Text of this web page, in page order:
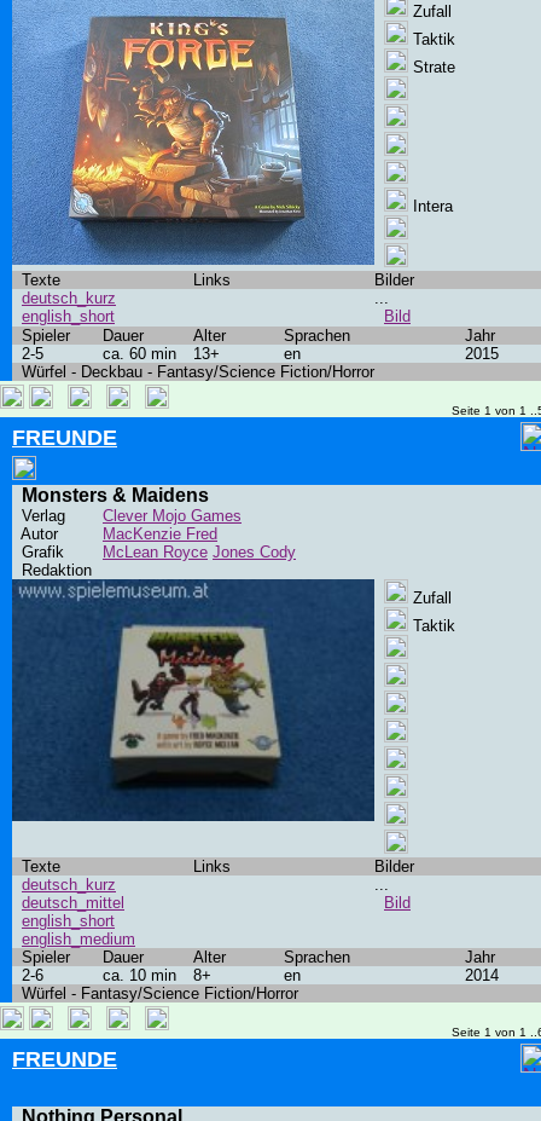
Zufall
Taktik
Strate
Intera
Texte Links
Bilder
deutsch_kurz
english_short
...
Bild
Spieler
Dauer Alter Sprachen
Jahr
2-5
ca. 60 min 13+ en
2015
Würfel - Deckbau - Fantasy/Science Fiction/Horror
Seite 1 von 1
FREUNDE
Monsters & Maidens
Verlag
Clever Mojo Games
Autor
MacKenzie Fred
Grafik
McLean Royce Jones Cody
Redaktion
Zufall
Taktik
Texte Links
Bilder
deutsch_kurz
deutsch_mittel
english_short
english_medium
...
Bild
Spieler Dauer Alter Sprachen
Jahr
2-6
ca. 10 min 8+ en
2014
Würfel - Fantasy/Science Fiction/Horror
Seite 1 von 1
FREUNDE
Nothing Personal